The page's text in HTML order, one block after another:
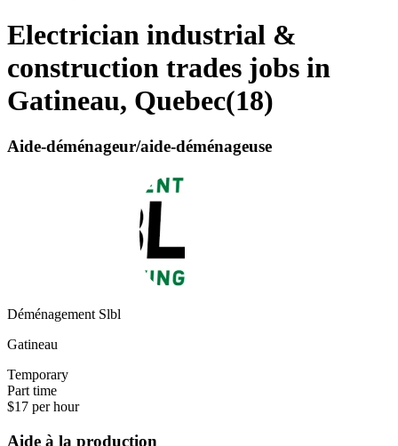
Electrician industrial &
construction trades jobs in
Gatineau, Quebec(18)
Aide-déménageur/aide-déménageuse
Déménagement Slbl
Gatineau
Temporary
Part time
$17 per hour
Aide à la production